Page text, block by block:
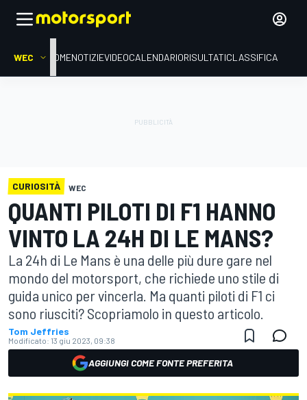
WEC HOMENOTIZIEVIDEOCALENDARIORISULTATICLASSIFICA
CURIOSITÀ WEC
QUANTI PILOTI DI F1 HANNO
VINTO LA 24H DI LE MANS?
La 24h di Le Mans è una delle più dure gare nel
mondo del motorsport, che richiede uno stile di
guida unico per vincerla. Ma quanti piloti di F1 ci
sono riusciti? Scopriamolo in questo articolo.
Tom Jeffries
Modificato: 13 giu 2023, 09:38
AGGIUNGI COME FONTE PREFERITA